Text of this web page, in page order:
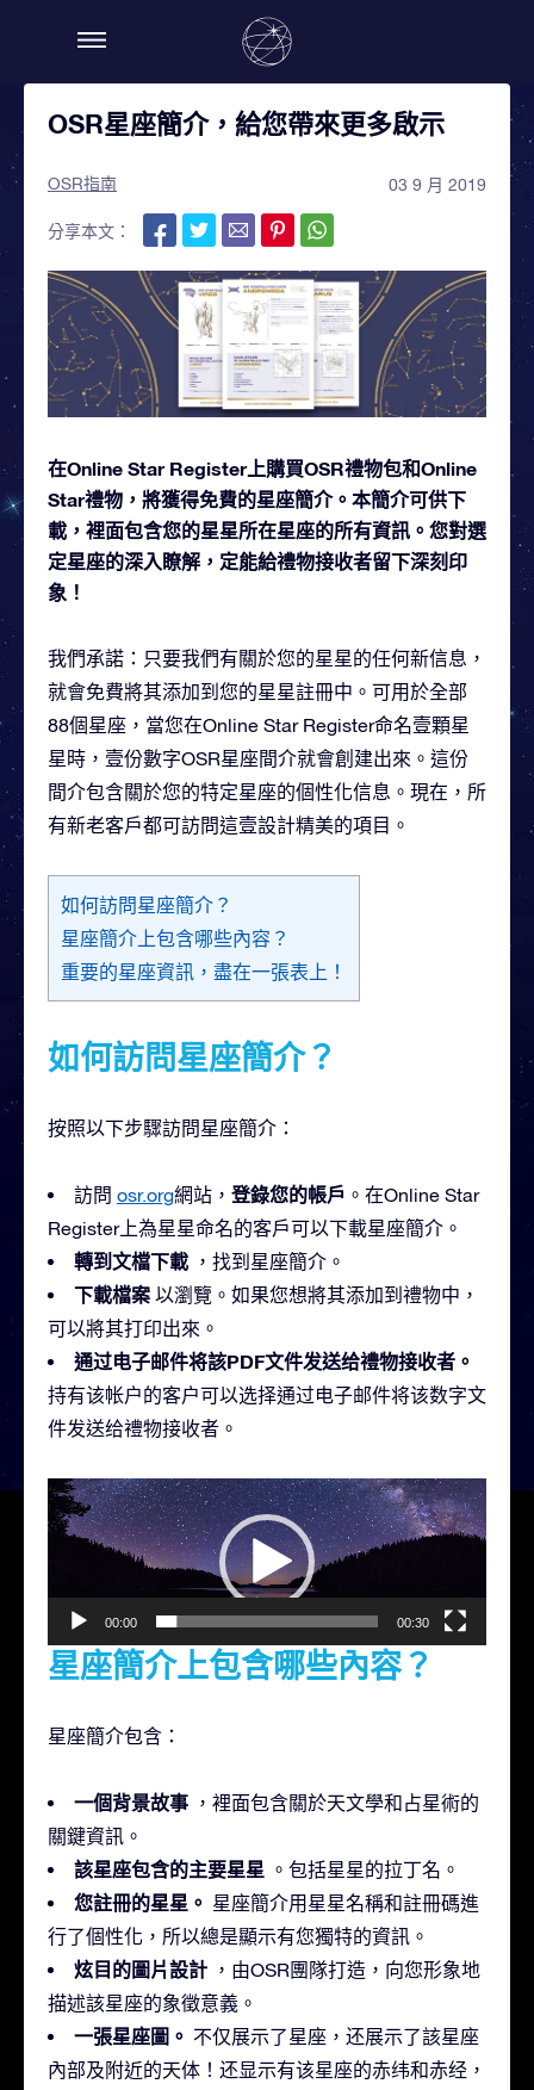
OSR星座簡介，給您帶來更多啟示
OSR指南 03 9 月 2019
分享本文：
在Online Star Register上購買OSR禮物包和Online
Star禮物，將獲得免費的星座簡介。本簡介可供下
載，裡面包含您的星星所在星座的所有資訊。您對選
定星座的深入瞭解，定能給禮物接收者留下深刻印
象！
我們承諾：只要我們有關於您的星星的任何新信息，
就會免費將其添加到您的星星註冊中。可用於全部
88個星座，當您在Online Star Register命名壹顆星
星時，壹份數字OSR星座間介就會創建出來。這份
間介包含關於您的特定星座的個性化信息。現在，所
有新老客戶都可訪問這壹設計精美的項目。
如何訪問星座簡介？
星座簡介上包含哪些內容？
重要的星座資訊，盡在一張表上！
如何訪問星座簡介？
按照以下步驟訪問星座簡介：
訪問 osr.org網站， 登錄您的帳戶 。在Online Star
Register上為星星命名的客戶可以下載星座簡介。
轉到文檔下載 ，找到星座簡介。
下載檔案 以瀏覽。如果您想將其添加到禮物中，
可以將其打印出來。
通过电子邮件将該PDF文件发送给禮物接收者。
持有该帐户的客户可以选择通过电子邮件将该数字文
件发送给禮物接收者。
視
訊
00:00 00:30
星座簡介上包含哪些內容？
星座簡介包含：
一個背景故事 ，裡面包含關於天文學和占星術的
關鍵資訊。
該星座包含的主要星星 。包括星星的拉丁名。
您註冊的星星。 星座簡介用星星名稱和註冊碼進
行了個性化，所以總是顯示有您獨特的資訊。
炫目的圖片設計 ，由OSR團隊打造，向您形象地
描述該星座的象徵意義。
一張星座圖。 不仅展示了星座，还展示了該星座
內部及附近的天体！还显示有该星座的赤纬和赤经，